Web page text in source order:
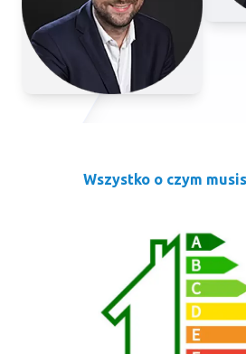
Wszystko o czym